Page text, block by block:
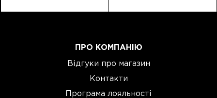
ПРО КОМПАНІЮ
Відгуки про магазин
Контакти
Програма лояльності